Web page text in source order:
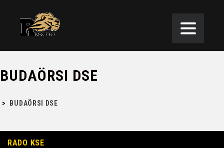
BUDAÖRSI DSE
> BUDAÖRSI DSE
RADO KSE